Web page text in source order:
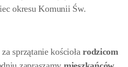
okresu Komunii Św.
sprzątanie kościołarodzicom